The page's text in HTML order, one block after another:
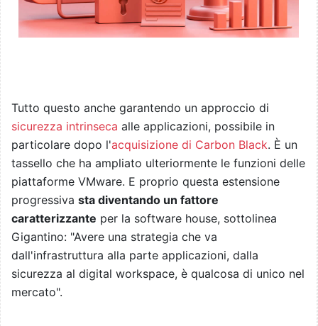
Tutto questo anche garantendo un approccio di
sicurezza intrinseca alle applicazioni, possibile in
particolare dopo l'acquisizione di Carbon Black. È un
tassello che ha ampliato ulteriormente le funzioni delle
piattaforme VMware. E proprio questa estensione
progressiva sta diventando un fattore
caratterizzante per la software house, sottolinea
Gigantino: "Avere una strategia che va
dall'infrastruttura alla parte applicazioni, dalla
sicurezza al digital workspace, è qualcosa di unico nel
mercato".